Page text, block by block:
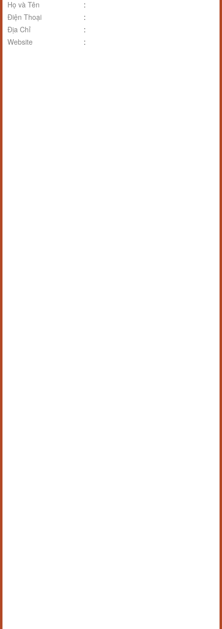
Họ và Tên
:
Điện Thoại
:
Địa Chỉ
:
Website
: